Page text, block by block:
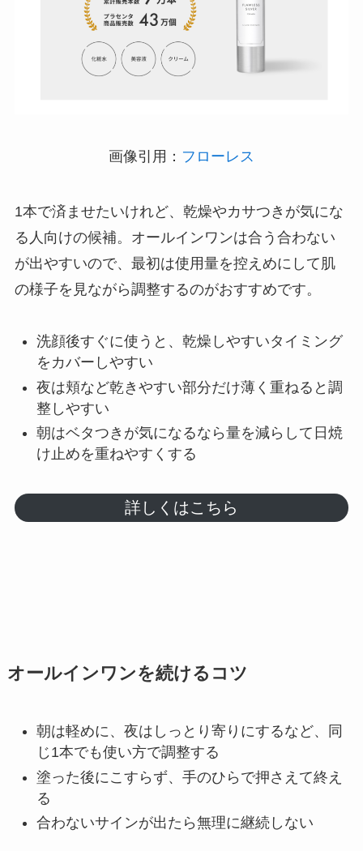
画像引用： フローレス
1本で済ませたいけれど、乾燥やカサつきが気にな
る人向けの候補。オールインワンは合う合わない
が出やすいので、最初は使用量を控えめにして肌
の様子を見ながら調整するのがおすすめです。
洗顔後すぐに使うと、乾燥しやすいタイミング
をカバーしやすい
夜は頬など乾きやすい部分だけ薄く重ねると調
整しやすい
朝はベタつきが気になるなら量を減らして日焼
け止めを重ねやすくする
詳しくはこちら
オールインワンを続けるコツ
朝は軽めに、夜はしっとり寄りにするなど、同
じ1本でも使い方で調整する
塗った後にこすらず、手のひらで押さえて終え
る
合わないサインが出たら無理に継続しない